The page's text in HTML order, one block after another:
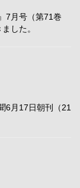
7月号（第71巻
した。
6月17日朝刊（21